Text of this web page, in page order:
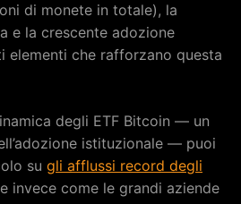
di monete in totale), la
e la crescente adozione
elementi che rafforzano questa
degli ETF Bitcoin — un
istituzionale — puoi
su gli afflussi record degli
invece come le grandi aziende